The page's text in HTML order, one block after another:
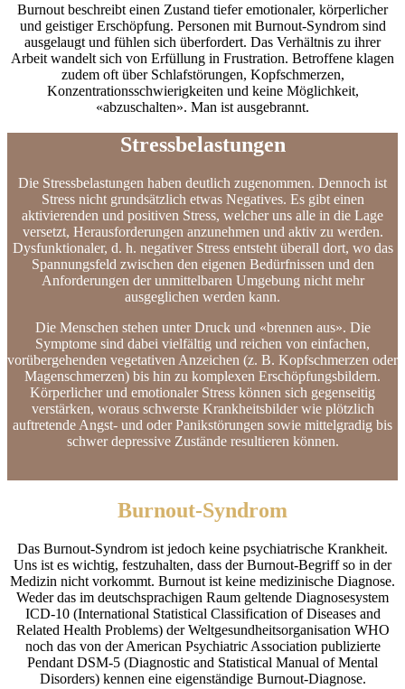
Burnout beschreibt einen Zustand tiefer emotionaler, körperlicher
und geistiger Erschöpfung. Personen mit Burnout-Syndrom sind
ausgelaugt und fühlen sich überfordert. Das Verhältnis zu ihrer
Arbeit wandelt sich von Erfüllung in Frustration. Betroffene klagen
zudem oft über Schlafstörungen, Kopfschmerzen,
Konzentrationsschwierigkeiten und keine Möglichkeit,
«abzuschalten». Man ist ausgebrannt.
Stressbelastungen
Die Stressbelastungen haben deutlich zugenommen. Dennoch ist
Stress nicht grundsätzlich etwas Negatives. Es gibt einen
aktivierenden und positiven Stress, welcher uns alle in die Lage
versetzt, Herausforderungen anzunehmen und aktiv zu werden.
Dysfunktionaler, d. h. negativer Stress entsteht überall dort, wo das
Spannungsfeld zwischen den eigenen Bedürfnissen und den
Anforderungen der unmittelbaren Umgebung nicht mehr
ausgeglichen werden kann.
Die Menschen stehen unter Druck und «brennen aus». Die
Symptome sind dabei vielfältig und reichen von einfachen,
vorübergehenden vegetativen Anzeichen (z. B. Kopfschmerzen oder
Magenschmerzen) bis hin zu komplexen Erschöpfungsbildern.
Körperlicher und emotionaler Stress können sich gegenseitig
verstärken, woraus schwerste Krankheitsbilder wie plötzlich
auftretende Angst- und oder Panikstörungen sowie mittelgradig bis
schwer depressive Zustände resultieren können.
Burnout-Syndrom
Das Burnout-Syndrom ist jedoch keine psychiatrische Krankheit.
Uns ist es wichtig, festzuhalten, dass der Burnout-Begriff so in der
Medizin nicht vorkommt. Burnout ist keine medizinische Diagnose.
Weder das im deutschsprachigen Raum geltende Diagnosesystem
ICD-10 (International Statistical Classification of Diseases and
Related Health Problems) der Weltgesundheitsorganisation WHO
noch das von der American Psychiatric Association publizierte
Pendant DSM-5 (Diagnostic and Statistical Manual of Mental
Disorders) kennen eine eigenständige Burnout-Diagnose.